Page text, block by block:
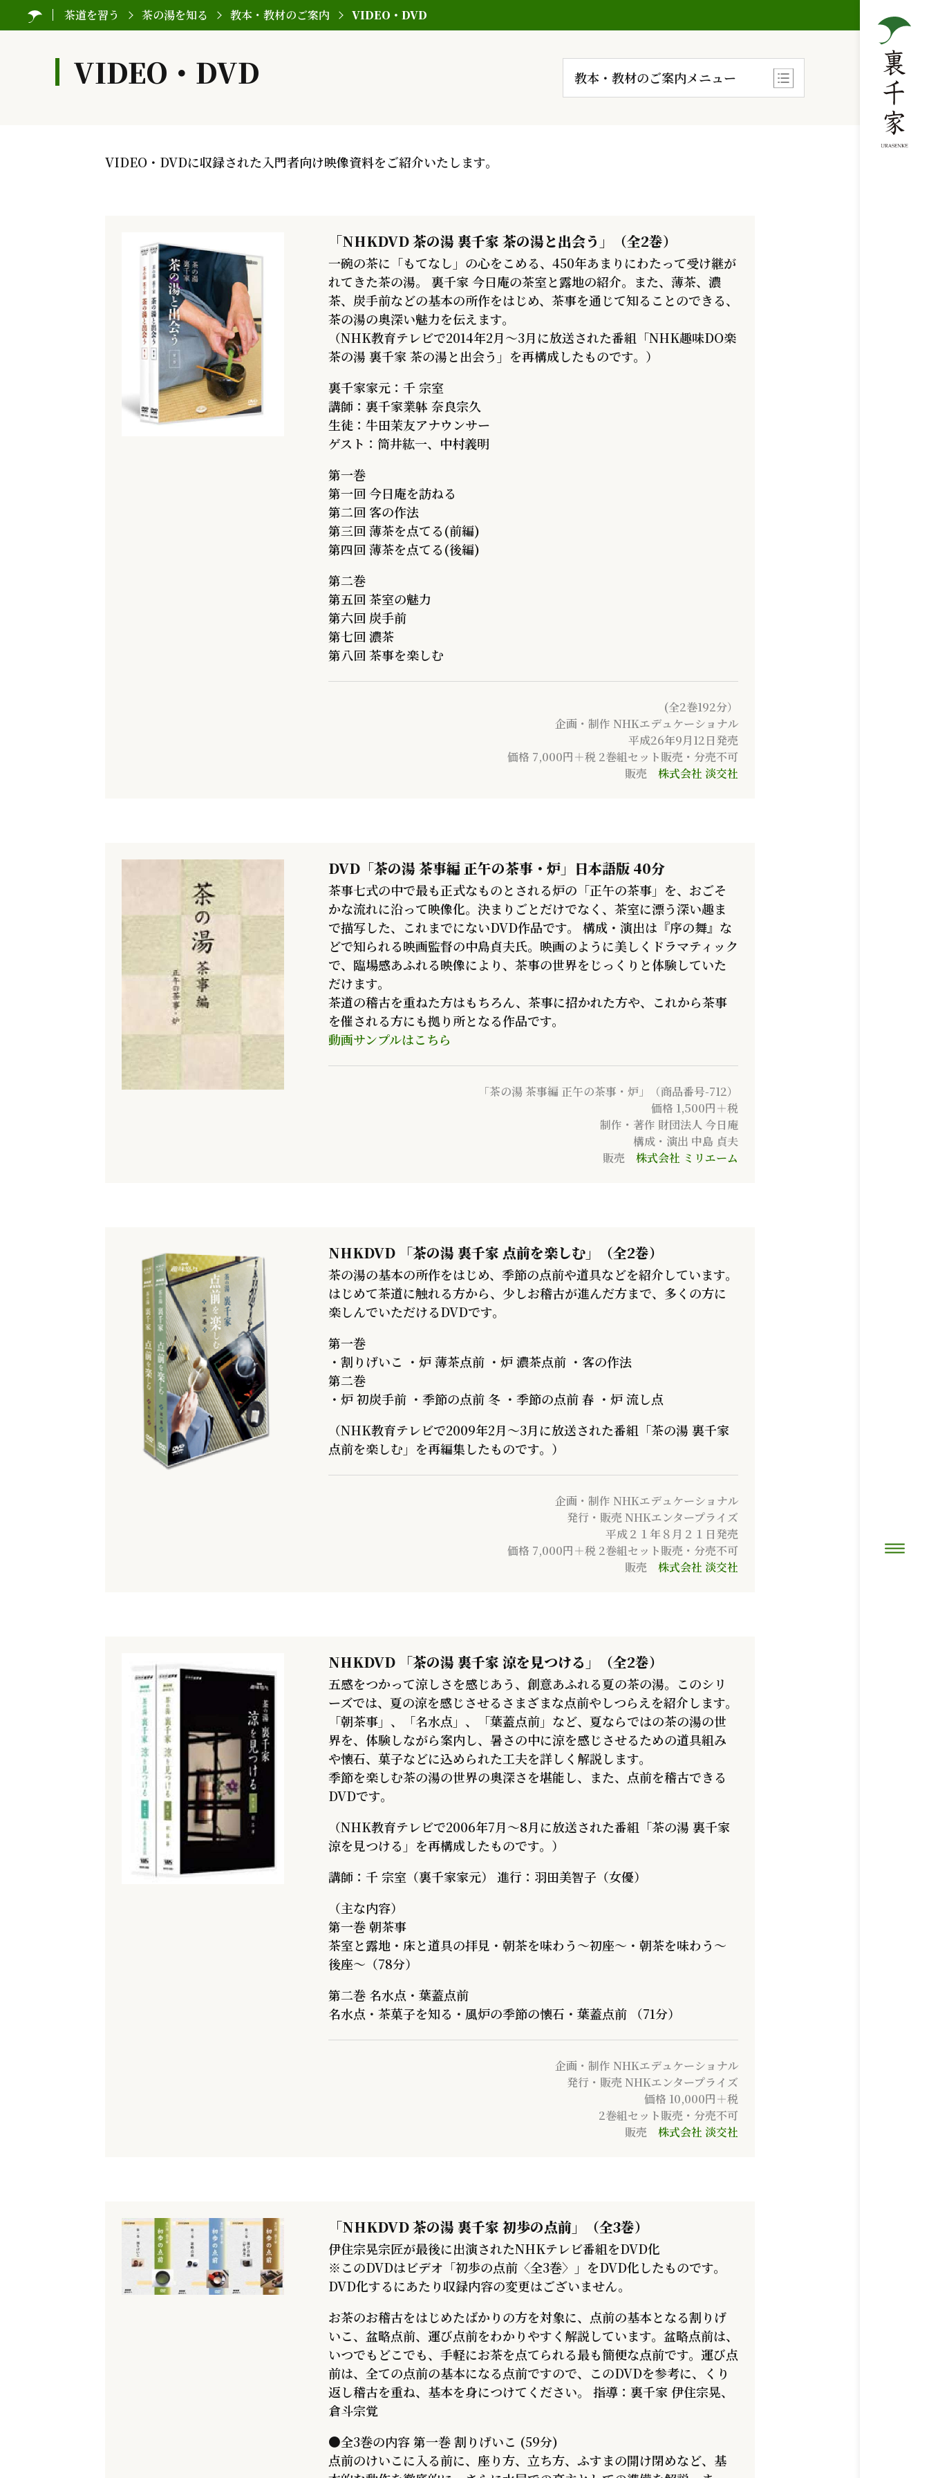
茶道を習う 茶の湯を知る 教本・教材のご案内 VIDEO・DVD
VIDEO・DVD 教本・教材のご案内メニュー
VIDEO・DVDに収録された入門者向け映像資料をご紹介いたします。
「NHKDVD 茶の湯 裏千家 茶の湯と出会う」（全2巻）
一碗の茶に「もてなし」の心をこめる、450年あまりにわたって受け継が
れてきた茶の湯。 裏千家 今日庵の茶室と露地の紹介。また、薄茶、濃
茶、炭手前などの基本の所作をはじめ、茶事を通じて知ることのできる、
茶の湯の奥深い魅力を伝えます。
（NHK教育テレビで2014年2月～3月に放送された番組「NHK趣味DO楽
茶の湯 裏千家 茶の湯と出会う」を再構成したものです。）
裏千家家元：千 宗室
講師：裏千家業躰 奈良宗久
生徒：牛田茉友アナウンサー
ゲスト：筒井紘一、中村義明
第一巻
第一回 今日庵を訪ねる
第二回 客の作法
第三回 薄茶を点てる(前編)
第四回 薄茶を点てる(後編)
第二巻
第五回 茶室の魅力
第六回 炭手前
第七回 濃茶
第八回 茶事を楽しむ
(全2巻192分）
企画・制作 NHKエデュケーショナル
平成26年9月12日発売
価格 7,000円＋税 2巻組セット販売・分売不可
販売 株式会社 淡交社
DVD「茶の湯 茶事編 正午の茶事・炉」日本語版 40分
茶事七式の中で最も正式なものとされる炉の「正午の茶事」を、おごそ
かな流れに沿って映像化。決まりごとだけでなく、茶室に漂う深い趣ま
で描写した、これまでにないDVD作品です。 構成・演出は『序の舞』な
どで知られる映画監督の中島貞夫氏。映画のように美しくドラマティック
で、臨場感あふれる映像により、茶事の世界をじっくりと体験していた
だけます。
茶道の稽古を重ねた方はもちろん、茶事に招かれた方や、これから茶事
を催される方にも拠り所となる作品です。
動画サンプルはこちら
「茶の湯 茶事編 正午の茶事・炉」（商品番号-712）
価格 1,500円＋税
制作・著作 財団法人 今日庵
構成・演出 中島 貞夫
販売 株式会社 ミリエーム
NHKDVD 「茶の湯 裏千家 点前を楽しむ」（全2巻）
茶の湯の基本の所作をはじめ、季節の点前や道具などを紹介しています。
はじめて茶道に触れる方から、少しお稽古が進んだ方まで、多くの方に
楽しんでいただけるDVDです。
第一巻
・割りげいこ ・炉 薄茶点前 ・炉 濃茶点前 ・客の作法
第二巻
・炉 初炭手前 ・季節の点前 冬 ・季節の点前 春 ・炉 流し点
（NHK教育テレビで2009年2月～3月に放送された番組「茶の湯 裏千家
点前を楽しむ」を再編集したものです。）
企画・制作 NHKエデュケーショナル
発行・販売 NHKエンタープライズ
平成２１年８月２１日発売
価格 7,000円＋税 2巻組セット販売・分売不可
販売 株式会社 淡交社
NHKDVD 「茶の湯 裏千家 涼を見つける」（全2巻）
五感をつかって涼しさを感じあう、創意あふれる夏の茶の湯。このシリ
ーズでは、夏の涼を感じさせるさまざまな点前やしつらえを紹介します。
「朝茶事」、「名水点」、「葉蓋点前」など、夏ならではの茶の湯の世
界を、体験しながら案内し、暑さの中に涼を感じさせるための道具組み
や懐石、菓子などに込められた工夫を詳しく解説します。
季節を楽しむ茶の湯の世界の奥深さを堪能し、また、点前を稽古できる
DVDです。
（NHK教育テレビで2006年7月～8月に放送された番組「茶の湯 裏千家
涼を見つける」を再構成したものです。）
講師：千 宗室（裏千家家元） 進行：羽田美智子（女優）
（主な内容）
第一巻 朝茶事
茶室と露地・床と道具の拝見・朝茶を味わう～初座～・朝茶を味わう～
後座～（78分）
第二巻 名水点・葉蓋点前
名水点・茶菓子を知る・風炉の季節の懐石・葉蓋点前 （71分）
企画・制作 NHKエデュケーショナル
発行・販売 NHKエンタープライズ
価格 10,000円＋税
2巻組セット販売・分売不可
販売 株式会社 淡交社
「NHKDVD 茶の湯 裏千家 初歩の点前」（全3巻）
伊住宗晃宗匠が最後に出演されたNHKテレビ番組をDVD化
※このDVDはビデオ「初歩の点前〈全3巻〉」をDVD化したものです。
DVD化するにあたり収録内容の変更はございません。
お茶のお稽古をはじめたばかりの方を対象に、点前の基本となる割りげ
いこ、盆略点前、運び点前をわかりやすく解説しています。盆略点前は、
いつでもどこでも、手軽にお茶を点てられる最も簡便な点前です。運び点
前は、全ての点前の基本になる点前ですので、このDVDを参考に、くり
返し稽古を重ね、基本を身につけてください。 指導：裏千家 伊住宗晃、
倉斗宗覚
●全3巻の内容 第一巻 割りげいこ (59分)
点前のけいこに入る前に、座り方、立ち方、ふすまの開け閉めなど、基